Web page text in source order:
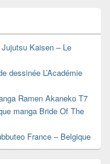
Kaisen – Le
dessinée L’Académie
Ramen Akaneko T7
manga Bride Of The
France – Belgique